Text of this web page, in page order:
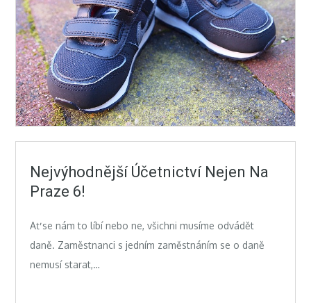
Nejvýhodnější Účetnictví Nejen Na
Praze 6!
Ať se nám to líbí nebo ne, všichni musíme odvádět
daně. Zaměstnanci s jedním zaměstnáním se o daně
nemusí starat,…